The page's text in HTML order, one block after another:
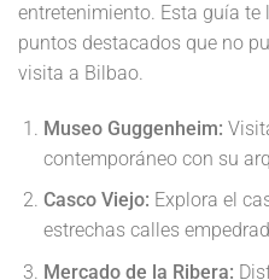
entretenimiento. Esta guía te
puntos destacados que no
visita a Bilbao.
Museo Guggenheim:
contemporáneo con su
Casco Viejo: Explora el
estrechas calles
Mercado de la Ribera: